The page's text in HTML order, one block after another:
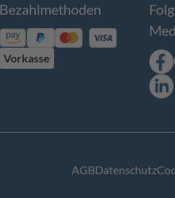
Bezahlmethoden
Vorkasse
AGBDatenschutz